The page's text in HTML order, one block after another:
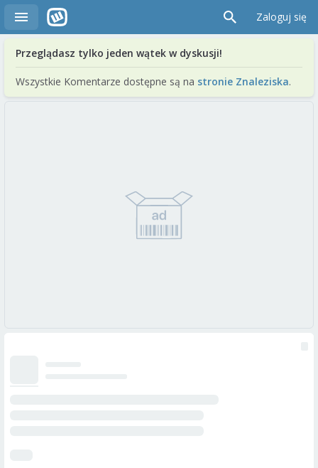
Zaloguj się
Przeglądasz tylko jeden wątek w dyskusji!
Wszystkie Komentarze dostępne są na stronie Znaleziska.